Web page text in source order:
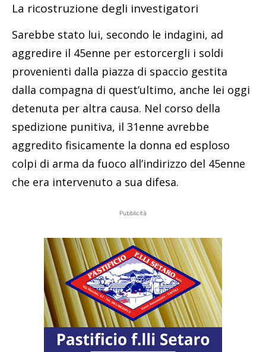
La ricostruzione degli investigatori
Sarebbe stato lui, secondo le indagini, ad
aggredire il 45enne per estorcergli i soldi
provenienti dalla piazza di spaccio gestita
dalla compagna di quest’ultimo, anche lei oggi
detenuta per altra causa. Nel corso della
spedizione punitiva, il 31enne avrebbe
aggredito fisicamente la donna ed esploso
colpi di arma da fuoco all’indirizzo del 45enne
che era intervenuto a sua difesa.
Pubblicità